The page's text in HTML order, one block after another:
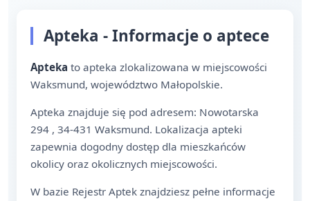
Apteka - Informacje o aptece
Apteka to apteka zlokalizowana w miejscowości
Waksmund, województwo Małopolskie.
Apteka znajduje się pod adresem: Nowotarska
294 , 34-431 Waksmund. Lokalizacja apteki
zapewnia dogodny dostęp dla mieszkańców
okolicy oraz okolicznych miejscowości.
W bazie Rejestr Aptek znajdziesz pełne informacje